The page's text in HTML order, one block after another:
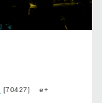
[70427] e+